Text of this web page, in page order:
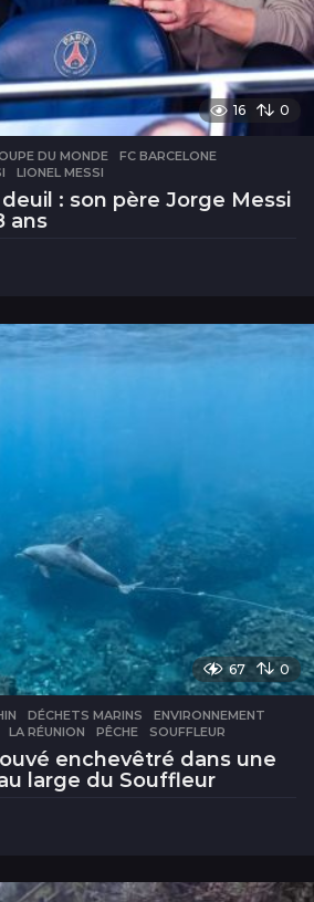
16 0
DU MONDE ,FC BARCELONE
,LIONEL MESSI
: son père Jorge Messi
ans
u
67 0
,DÉCHETS MARINS ,ENVIRONNEMENT
,LA RÉUNION ,PÊCHE ,SOUFFLEUR
enchevêtré dans une
large du Souffleur
u